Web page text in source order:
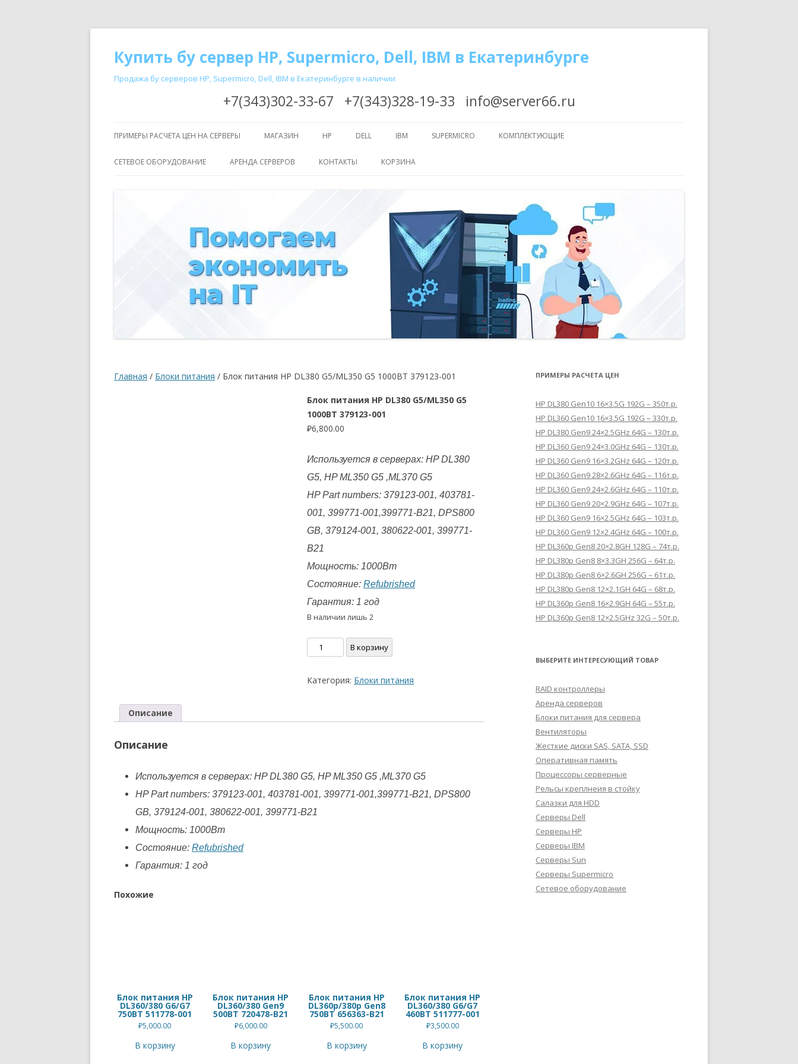
Купить бу сервер HP, Supermicro, Dell, IBM в Екатеринбурге
Продажа бу серверов HP, Supermicro, Dell, IBM в Екатеринбурге в наличии
+7(343)302-33-67 +7(343)328-19-33 info@server66.ru
к
ПРИМЕРЫ РАСЧЕТА ЦЕН НА СЕРВЕРЫ МАГАЗИН HP DELL IBM SUPERMICRO КОМПЛЕКТУЮЩИЕ
СЕТЕВОЕ ОБОРУДОВАНИЕ АРЕНДА СЕРВЕРОВ КОНТАКТЫ КОРЗИНА
Главная / Блоки питания / Блок питания HP DL380 G5/ML350 G5 1000ВТ 379123-001
Блок питания HP DL380 G5/ML350 G5
1000ВТ 379123-001
₽6,800.00
Используется в серверах: HP DL380
G5, HP ML350 G5 ,ML370 G5
HP Part numbers: 379123-001, 403781-
001, 399771-001,399771-B21, DPS800
GB, 379124-001, 380622-001, 399771-
B21
Мощность: 1000Вт
Состояние: Refubrished
Гарантия: 1 год
В наличии лишь 2
Количество
товара
питания
379123-
В корзину
Категория: Блоки питания
Описание
Описание
Используется в серверах: HP DL380 G5, HP ML350 G5 ,ML370 G5
HP Part numbers: 379123-001, 403781-001, 399771-001,399771-B21, DPS800
GB, 379124-001, 380622-001, 399771-B21
Мощность: 1000Вт
Состояние: Refubrished
Гарантия: 1 год
Похожие
Блок питания HP
DL360/380 G6/G7
750ВТ 511778-001
₽5,000.00
В корзину
Блок питания HP
DL360/380 Gen9
500ВТ 720478-B21
₽6,000.00
В корзину
Блок питания HP
DL360p/380p Gen8
750ВТ 656363-B21
₽5,500.00
В корзину
Блок питания HP
DL360/380 G6/G7
460ВТ 511777-001
₽3,500.00
В корзину
ПРИМЕРЫ РАСЧЕТА ЦЕН
HP DL380 Gen10 16×3.5G 192G – 350т.р.
HP DL360 Gen10 16×3.5G 192G – 330т.р.
HP DL380 Gen9 24×2.5GHz 64G – 130т.р.
HP DL360 Gen9 24×3.0GHz 64G – 130т.р.
HP DL360 Gen9 16×3.2GHz 64G – 120т.р.
HP DL360 Gen9 28×2.6GHz 64G – 116т.р.
HP DL360 Gen9 24×2.6GHz 64G – 110т.р.
HP DL360 Gen9 20×2.9GHz 64G – 107т.р.
HP DL360 Gen9 16×2.5GHz 64G – 103т.р.
HP DL360 Gen9 12×2.4GHz 64G – 100т.р.
HP DL360p Gen8 20×2.8GH 128G – 74т.р.
HP DL380p Gen8 8×3.3GH 256G – 64т.р.
HP DL380p Gen8 6×2.6GH 256G – 61т.р.
HP DL380p Gen8 12×2.1GH 64G – 68т.р.
HP DL360p Gen8 16×2.9GH 64G – 55т.р.
HP DL360p Gen8 12×2.5GHz 32G – 50т.р.
ВЫБЕРИТЕ ИНТЕРЕСУЮЩИЙ ТОВАР
RAID контроллеры
Аренда серверов
Блоки питания для сервера
Вентиляторы
Жесткие диски SAS, SATA, SSD
Оперативная память
Процессоры серверные
Рельсы креплнеия в стойку
Салазки для HDD
Серверы Dell
Серверы HP
Серверы IBM
Серверы Sun
Серверы Supermicro
Сетевое оборудование